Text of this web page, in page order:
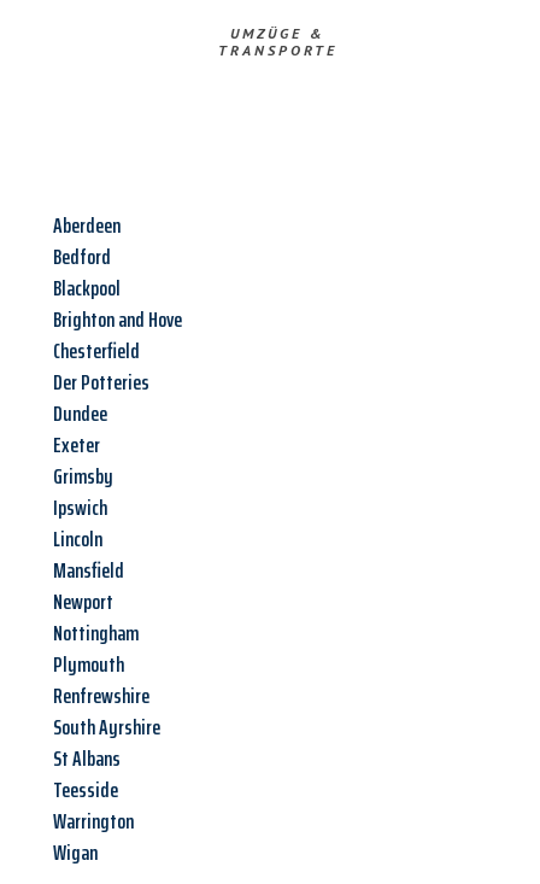
UMZÜGE &
TRANSPORTE
Aberdeen
Bedford
Blackpool
Brighton and Hove
Chesterfield
Der Potteries
Dundee
Exeter
Grimsby
Ipswich
Lincoln
Mansfield
Newport
Nottingham
Plymouth
Renfrewshire
South Ayrshire
St Albans
Teesside
Warrington
Wigan